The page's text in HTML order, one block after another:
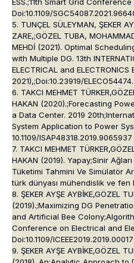
ESS.;11th Smart Grid Conference
Doi:10.1109/
5. TUNÇEL SÜLEYMAN, ŞEKER
ZARE,;GÖZEL TUBA,
MEHDİ (2021). Optimal
with Multiple DG. 13th
ELECTRICAL and ELECTRONICS
2021),;Doi:10.23919/
6. TAKCI MEHMET
HAKAN (2020).;Forecasting
a Data Center. 2019
System Application to Power
10.1109/ISAP48318.2019.9065937
7. TAKCI MEHMET
HAKAN (2019). Yapay;Sinir
Tüketimi Tahmini Ve Simülatör
türk dünyası mühendislik ve
8. ŞEKER AYŞE AYBİKE,GÖZEL
(2019).;Maximizing DG
and Artificial Bee
Conference on Electrical and
Doi:10.1109/ICEEE2019.2019.00017
9. ŞEKER AYŞE AYBİKE,GÖZEL